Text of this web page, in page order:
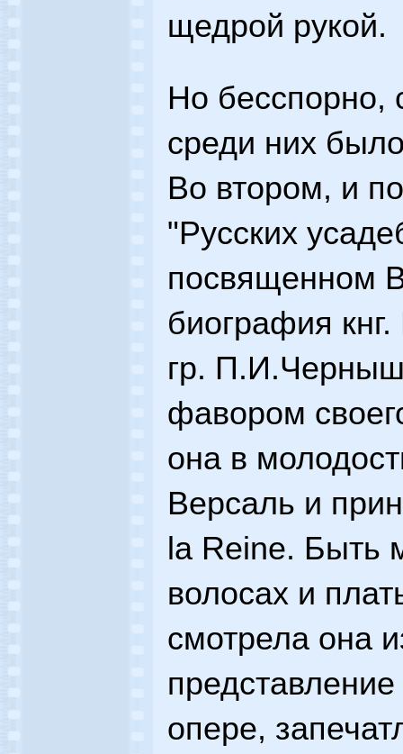
щедрой рукой.
Но бесспорно,
среди них
Во втором, и
"Русских
посвященном
биография
гр.
фавором
она в
Версаль и
la Reine. Быть
волосах и
смотрела она
опере,